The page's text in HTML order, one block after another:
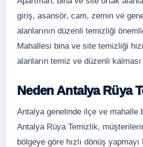
giriş, asansör, cam, zemin ve
alanlarının düzenli temizliği
Mahallesi bina ve site temizliği
alanların temiz ve düzenli kalması
Neden Antalya Rüya
Antalya genelinde ilçe ve mahalle
Antalya Rüya Temizlik,
bölgeye göre hızlı dönüş yapmayı